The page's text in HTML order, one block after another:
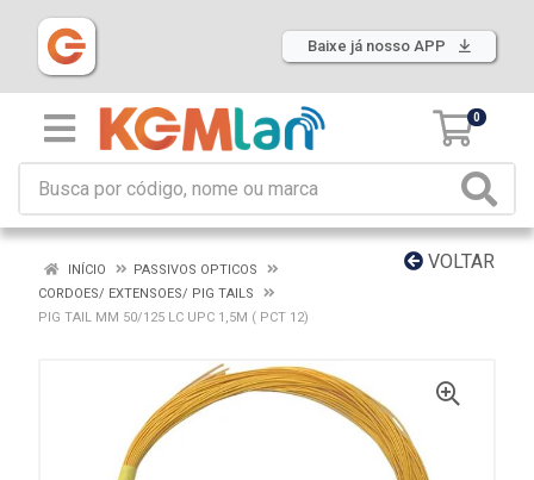
Baixe já nosso APP
0
VOLTAR
INÍCIO
PASSIVOS OPTICOS
CORDOES/ EXTENSOES/ PIG TAILS
PIG TAIL MM 50/125 LC UPC 1,5M ( PCT 12)